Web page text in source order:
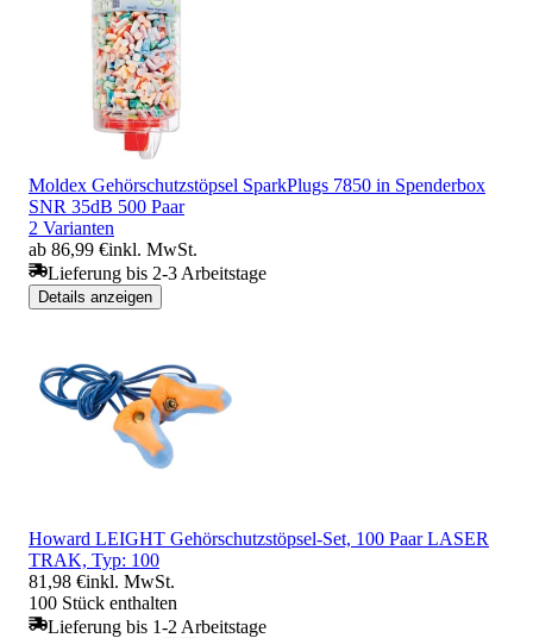
Moldex Gehörschutzstöpsel SparkPlugs 7850 in Spenderbox
SNR 35dB 500 Paar
2 Varianten
ab 86,99 €inkl. MwSt.
Lieferung bis 2-3 Arbeitstage
Details anzeigen
Howard LEIGHT Gehörschutzstöpsel-Set, 100 Paar LASER
TRAK, Typ: 100
81,98 €inkl. MwSt.
100 Stück enthalten
Lieferung bis 1-2 Arbeitstage